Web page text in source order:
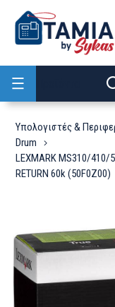
Υπολογιστές &
Drum
LEXMARK MS310/
RETURN 60k (50F0Z00)